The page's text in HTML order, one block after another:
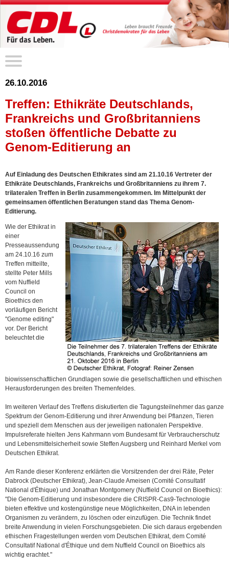
26.10.2016
Treffen: Ethikräte Deutschlands,
Frankreichs und Großbritanniens
stoßen öffentliche Debatte zu
Genom-Editierung an
Auf Einladung des Deutschen Ethikrates sind am 21.10.16 Vertreter der
Ethikräte Deutschlands, Frankreichs und Großbritanniens zu ihrem 7.
trilateralen Treffen in Berlin zusammengekommen. Im Mittelpunkt der
gemeinsamen öffentlichen Beratungen stand das Thema Genom-
Editierung.
Wie der Ethikrat in
einer
Presseaussendung
am 24.10.16 zum
Treffen mitteilte,
stellte Peter Mills
vom Nuffield
Council on
Bioethics den
vorläufigen Bericht
"Genome editing"
vor. Der Bericht
beleuchtet die
biowissenschaftlichen Grundlagen sowie die gesellschaftlichen und ethischen
Herausforderungen des breiten Themenfeldes.
Im weiteren Verlauf des Treffens diskutierten die Tagungsteilnehmer das ganze
Spektrum der Genom-Editierung und ihrer Anwendung bei Pflanzen, Tieren
und speziell dem Menschen aus der jeweiligen nationalen Perspektive.
Impulsreferate hielten Jens Kahrmann vom Bundesamt für Verbraucherschutz
und Lebensmittelsicherheit sowie Steffen Augsberg und Reinhard Merkel vom
Deutschen Ethikrat.
Am Rande dieser Konferenz erklärten die Vorsitzenden der drei Räte, Peter
Dabrock (Deutscher Ethikrat), Jean-Claude Ameisen (Comité Consultatif
National d'Éthique) und Jonathan Montgomery (Nuffield Council on Bioethics):
"Die Genom-Editierung und insbesondere die CRISPR-Cas9-Technologie
bieten effektive und kostengünstige neue Möglichkeiten, DNA in lebenden
Organismen zu verändern, zu löschen oder einzufügen. Die Technik findet
breite Anwendung in vielen Forschungsgebieten. Die sich daraus ergebenden
ethischen Fragestellungen werden vom Deutschen Ethikrat, dem Comité
Consultatif National d'Éthique und dem Nuffield Council on Bioethics als
wichtig erachtet."